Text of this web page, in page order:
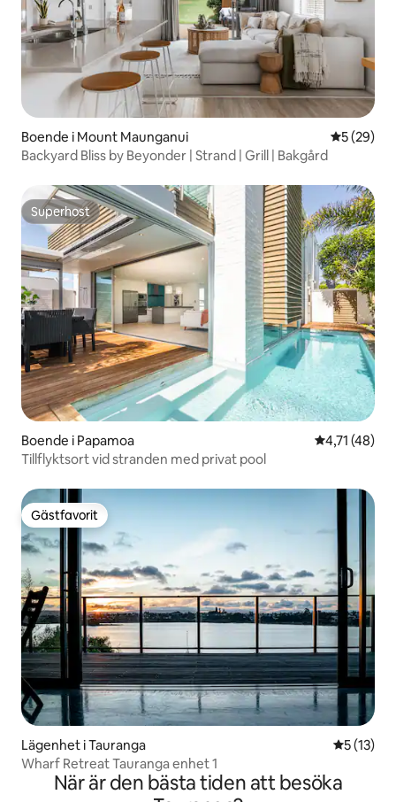
Boende i Mount Maunganui 5 av 5 i
5 (29)
Backyard Bliss by Beyonder | Strand | Grill | Bakgård
Superhost
Superhost
Boende i Papamoa 4,71 av 5 i
4,71 (48)
Tillflyktsort vid stranden med privat pool
Gästfavorit
Gästfavorit
Lägenhet i Tauranga 5 av 5 i
5 (13)
Wharf Retreat Tauranga enhet 1
När är den bästa tiden att besöka